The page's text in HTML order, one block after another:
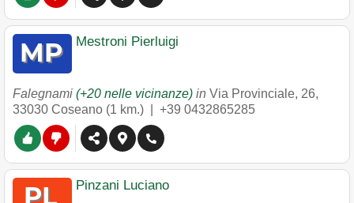
Mestroni Pierluigi
Falegnami (+20 nelle vicinanze) in Via Provinciale, 26,
33030 Coseano (1 km.) | +39 0432865285
Pinzani Luciano